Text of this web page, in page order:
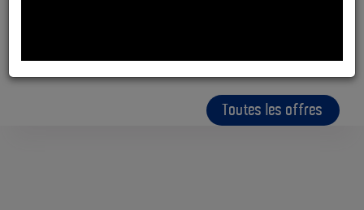
Fonction publique Territoriale
Toutes les offres